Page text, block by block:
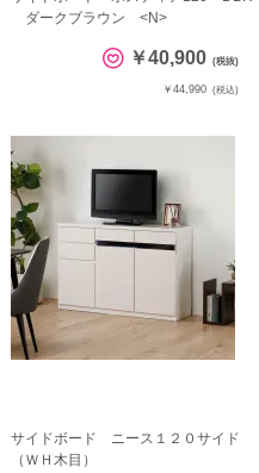
ダークブラウン <N>
￥40,900 (税抜)
￥44,990 (税込)
サイドボード ニース１２０サイド
（ＷＨ木目）